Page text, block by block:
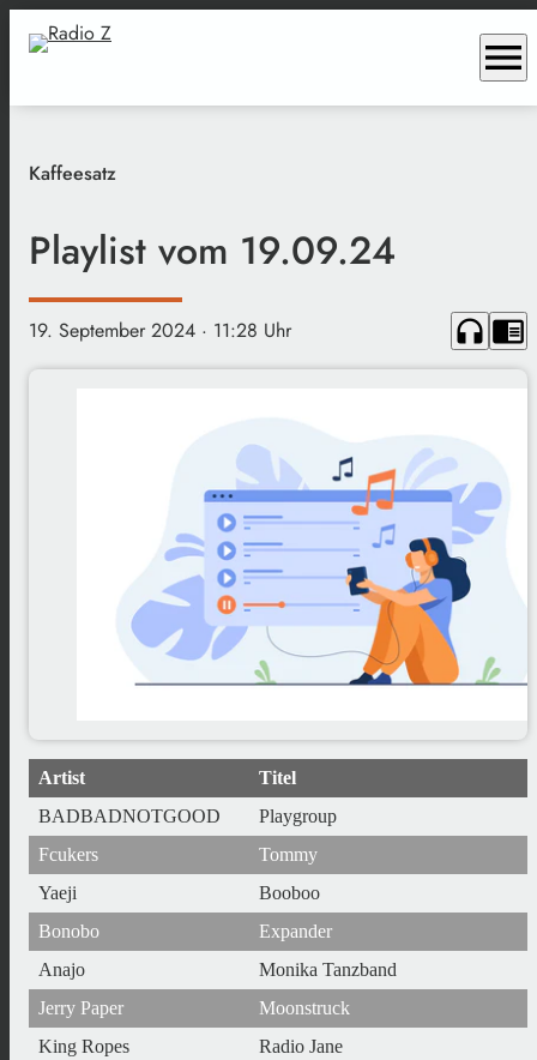
menu
Kaffeesatz
Playlist vom 19.09.24
19. September 2024 · 11:28 Uhr headphones chrome_reader_mode
Artist
Titel
BADBADNOTGOOD
Playgroup
Fcukers
Tommy
Yaeji
Booboo
Bonobo
Expander
Anajo
Monika Tanzband
Jerry Paper
Moonstruck
King Ropes
Radio Jane